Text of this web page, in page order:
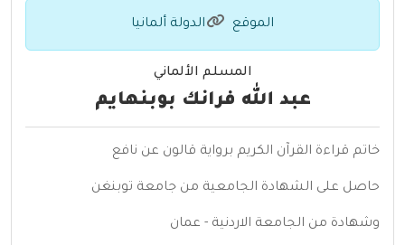
الموقع الدولة ألمانيا
المسلم الألماني
عبد الله فرانك بوبنهايم
خاتم قراءة القرآن الكريم برواية قالون عن نافع
حاصل على الشهادة الجامعية من جامعة توبنغن
وشهادة من الجامعة الاردنية - عمان